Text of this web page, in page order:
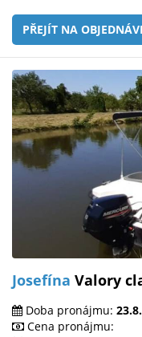
PŘEJÍT NA
Josefína Valory
Doba pronájmu:
Cena pronájmu: